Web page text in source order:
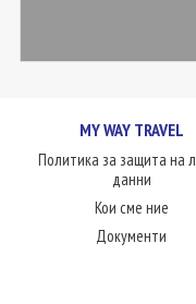
MY WAY TRAVEL
Политика за защита на
данни
Кои сме ние
Документи